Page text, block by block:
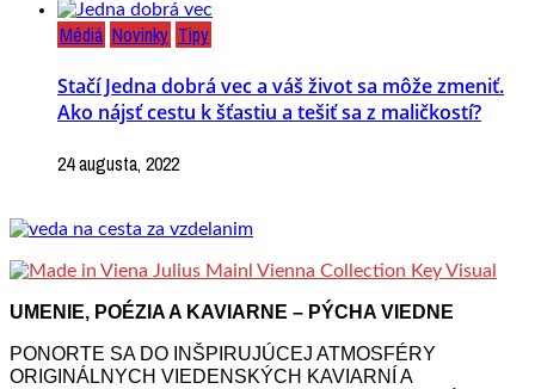
Médiá Novinky Tipy
Stačí Jedna dobrá vec a váš život sa môže zmeniť.
Ako nájsť cestu k šťastiu a tešiť sa z maličkostí?
24 augusta, 2022
UMENIE, POÉZIA A KAVIARNE – PÝCHA VIEDNE
PONORTE SA DO INŠPIRUJÚCEJ ATMOSFÉRY
ORIGINÁLNYCH VIEDENSKÝCH KAVIARNÍ A